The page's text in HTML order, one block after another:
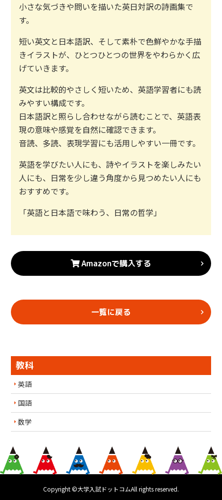
小さな気づきや問いを描いた英日対訳の詩画集で
す。
短い英文と日本語訳、そして素朴で色鮮やかな手描
きイラストが、ひとつひとつの世界をやわらかく広
げていきます。
英文は比較的やさしく短いため、英語学習者にも読
みやすい構成です。
日本語訳と照らし合わせながら読むことで、英語表
現の意味や感覚を自然に確認できます。
音読、多読、表現学習にも活用しやすい一冊です。
英語を学びたい人にも、詩やイラストを楽しみたい
人にも、日常を少し違う角度から見つめたい人にも
おすすめです。
「英語と日本語で味わう、日常の哲学」
Amazonで購入する
一覧に戻る
教科
英語
国語
数学
Copyright ©大学入試ドットコムAll rights reserved.